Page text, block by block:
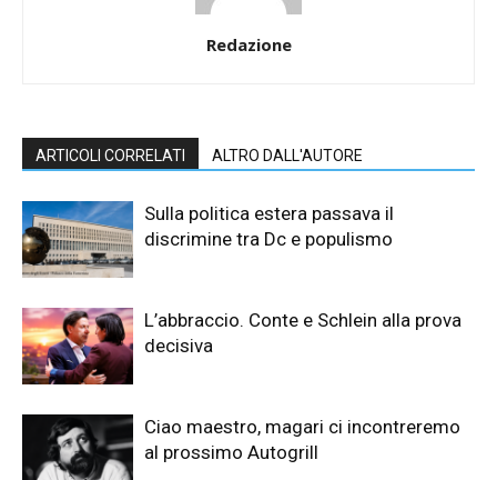
Redazione
ARTICOLI CORRELATI ALTRO DALL'AUTORE
Sulla politica estera passava il
discrimine tra Dc e populismo
L’abbraccio. Conte e Schlein alla prova
decisiva
Ciao maestro, magari ci incontreremo
al prossimo Autogrill